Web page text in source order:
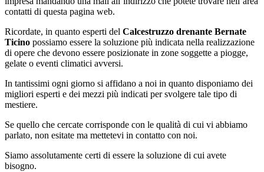
contatti di questa pagina web.
Ricordate, in quanto esperti del Calcestruzzo drenante Bernate
Ticino possiamo essere la soluzione più indicata nella realizzazione
di opere che devono essere posizionate in zone soggette a piogge,
gelate o eventi climatici avversi.
In tantissimi ogni giorno si affidano a noi in quanto disponiamo dei
migliori esperti e dei mezzi più indicati per svolgere tale tipo di
mestiere.
Se quello che cercate corrisponde con le qualità di cui vi abbiamo
parlato, non esitate ma mettetevi in contatto con noi.
Siamo assolutamente certi di essere la soluzione di cui avete
bisogno.